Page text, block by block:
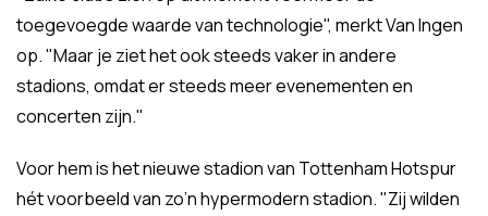
toegevoegde waarde van technologie", merkt Van Ingen
op. "Maar je ziet het ook steeds vaker in andere
stadions, omdat er steeds meer evenementen en
concerten zijn."
Voor hem is het nieuwe stadion van Tottenham Hotspur
hét voorbeeld van zo’n hypermodern stadion. "Zij wilden